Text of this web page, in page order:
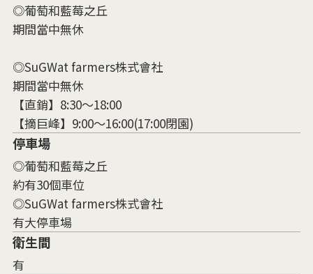
◎葡萄和藍莓之丘
期間當中無休
◎SuGWat farmers株式會社
期間當中無休
【直銷】8:30～18:00
【摘巨峰】9:00～16:00(17:00閉園)
停車場
◎葡萄和藍莓之丘
約有30個車位
◎SuGWat farmers株式會社
有大停車場
衛生間
有